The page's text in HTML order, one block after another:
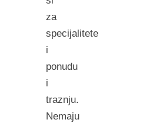
za
specijalitete
i
ponudu
i
traznju.
Nemaju